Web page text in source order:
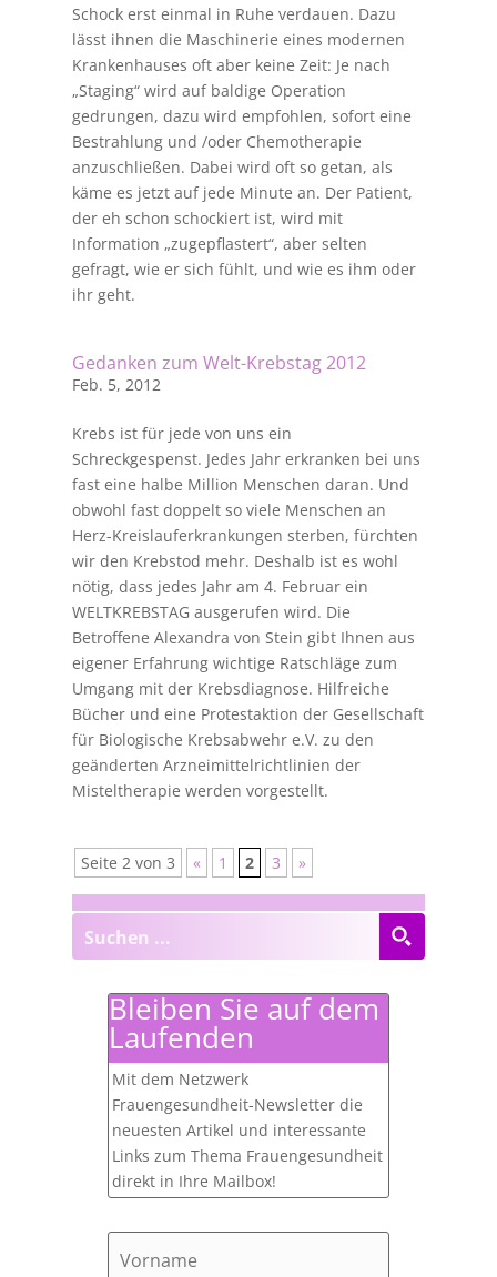
Schock erst einmal in Ruhe verdauen. Dazu
lässt ihnen die Maschinerie eines modernen
Krankenhauses oft aber keine Zeit: Je nach
„Staging“ wird auf baldige Operation
gedrungen, dazu wird empfohlen, sofort eine
Bestrahlung und /oder Chemotherapie
anzuschließen. Dabei wird oft so getan, als
käme es jetzt auf jede Minute an. Der Patient,
der eh schon schockiert ist, wird mit
Information „zugepflastert“, aber selten
gefragt, wie er sich fühlt, und wie es ihm oder
ihr geht.
Gedanken zum Welt-Krebstag 2012
Feb. 5, 2012
Krebs ist für jede von uns ein
Schreckgespenst. Jedes Jahr erkranken bei uns
fast eine halbe Million Menschen daran. Und
obwohl fast doppelt so viele Menschen an
Herz-Kreislauferkrankungen sterben, fürchten
wir den Krebstod mehr. Deshalb ist es wohl
nötig, dass jedes Jahr am 4. Februar ein
WELTKREBSTAG ausgerufen wird. Die
Betroffene Alexandra von Stein gibt Ihnen aus
eigener Erfahrung wichtige Ratschläge zum
Umgang mit der Krebsdiagnose. Hilfreiche
Bücher und eine Protestaktion der Gesellschaft
für Biologische Krebsabwehr e.V. zu den
geänderten Arzneimittelrichtlinien der
Misteltherapie werden vorgestellt.
Seite 2 von 3 « 1 2 3 »
Bleiben Sie auf dem
Laufenden
Mit dem Netzwerk
Frauengesundheit-Newsletter die
neuesten Artikel und interessante
Links zum Thema Frauengesundheit
direkt in Ihre Mailbox!